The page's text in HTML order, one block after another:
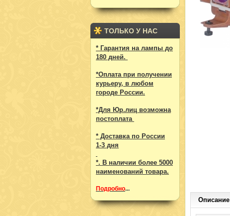
ТОЛЬКО У НАС
* Гарантия на лампы до
180 дней.
*Оплата при получении
курьеру, в любом
городе России.
*Для Юр.лиц возможна
постоплата
* Доставка по России
1-3 дня
*. В наличии более 5000
наименований товара.
Подробно...
Описание